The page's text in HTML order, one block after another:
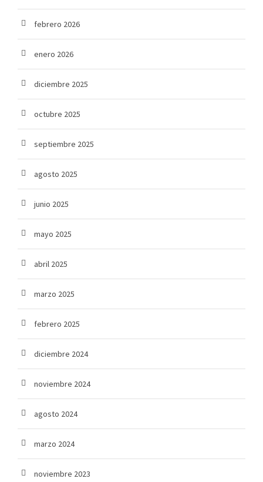
febrero 2026
enero 2026
diciembre 2025
octubre 2025
septiembre 2025
agosto 2025
junio 2025
mayo 2025
abril 2025
marzo 2025
febrero 2025
diciembre 2024
noviembre 2024
agosto 2024
marzo 2024
noviembre 2023